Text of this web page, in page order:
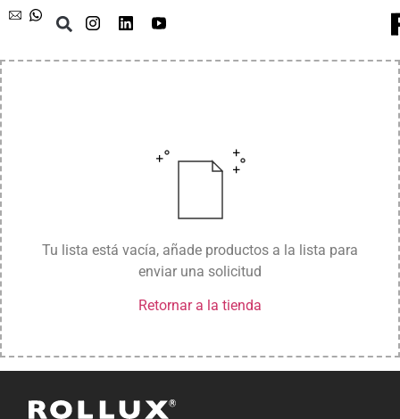
Tu lista está vacía, añade productos a la lista para
enviar una solicitud
Retornar a la tienda